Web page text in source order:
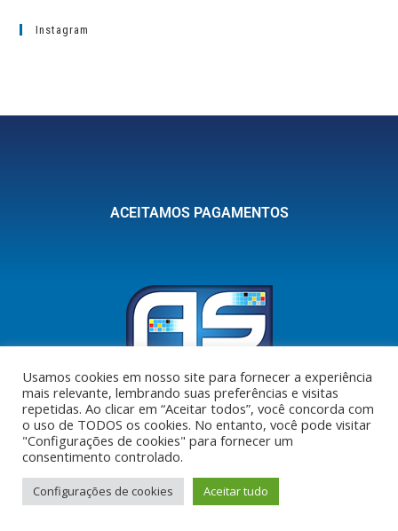
Instagram
ACEITAMOS PAGAMENTOS
Vem que na A.S. tem!
R. Antônio Ataíde, 1845 • Itapoã • Vila Velha • ES
SEGUNDA A SEXTA, DAS 7:30h ÀS 17:30h • SÁBADO, DAS 8:00h ÀS 13:00h
Usamos cookies em nosso site para fornecer a experiência
mais relevante, lembrando suas preferências e visitas
repetidas. Ao clicar em “Aceitar todos”, você concorda com
o uso de TODOS os cookies. No entanto, você pode visitar
"Configurações de cookies" para fornecer um
consentimento controlado.
Configurações de cookies Aceitar tudo
Fale com o vendedor